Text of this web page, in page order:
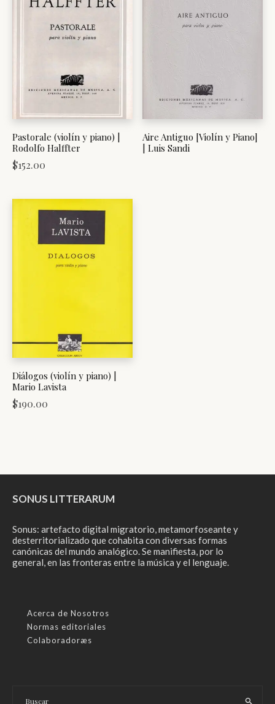
Pastorale (violín y piano) |
Rodolfo Halffter
$152.00
Aire Antiguo [Violín y Piano]
| Luis Sandi
Diálogos (violín y piano) |
Mario Lavista
$190.00
SONUS LITTERARUM
Sonus: artefacto digital migratorio, metamorfoseante y
desterritorializado que cohabita con diversas formas
canónicas del mundo analógico. Se manifiesta, por lo
general, en las fronteras entre la música y el lenguaje.
Acerca de Nosotros
Normas editoriales
Colaboradoræs